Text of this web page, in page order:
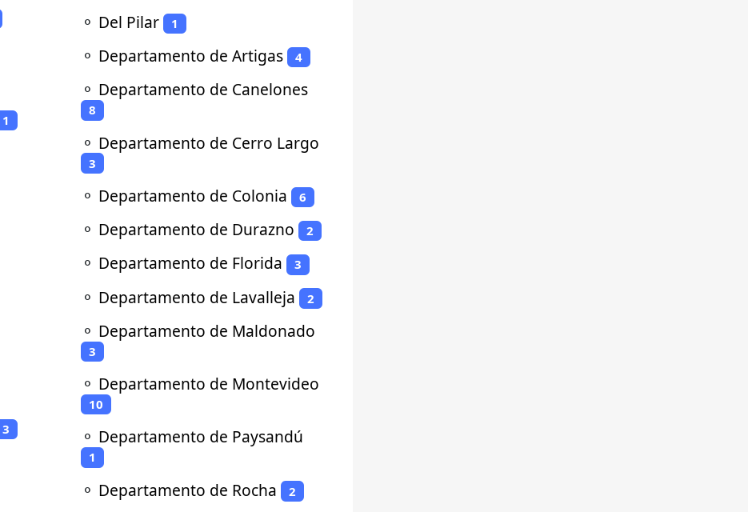
1
3
⚬ Del Pilar 1
⚬ Departamento de Artigas 4
⚬ Departamento de Canelones
8
⚬ Departamento de Cerro Largo
3
⚬ Departamento de Colonia 6
⚬ Departamento de Durazno 2
⚬ Departamento de Florida 3
⚬ Departamento de Lavalleja 2
⚬ Departamento de Maldonado
3
⚬ Departamento de Montevideo
10
⚬ Departamento de Paysandú
1
⚬ Departamento de Rocha 2